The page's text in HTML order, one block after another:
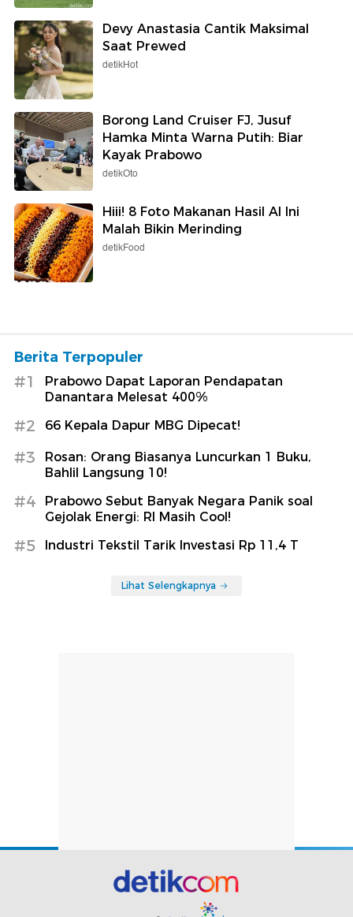
Devy Anastasia Cantik Maksimal
Saat Prewed
detikHot
Borong Land Cruiser FJ, Jusuf
Hamka Minta Warna Putih: Biar
Kayak Prabowo
detikOto
Hiii! 8 Foto Makanan Hasil AI Ini
Malah Bikin Merinding
detikFood
Berita Terpopuler
#1
Prabowo Dapat Laporan Pendapatan
Danantara Melesat 400%
#2 66 Kepala Dapur MBG Dipecat!
#3
Rosan: Orang Biasanya Luncurkan 1 Buku,
Bahlil Langsung 10!
#4
Prabowo Sebut Banyak Negara Panik soal
Gejolak Energi: RI Masih Cool!
#5 Industri Tekstil Tarik Investasi Rp 11,4 T
Lihat Selengkapnya